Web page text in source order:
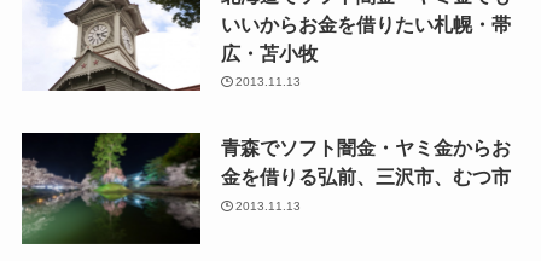
いいからお金を借りたい札幌・帯
広・苫小牧
2013.11.13
青森でソフト闇金・ヤミ金からお
金を借りる弘前、三沢市、むつ市
2013.11.13